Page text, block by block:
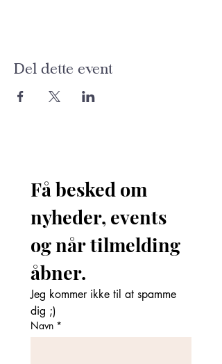
Del dette event
Få besked om
nyheder, events
og når tilmelding
Jeg kommer ikke til at spamme
dig ;)
Navn *